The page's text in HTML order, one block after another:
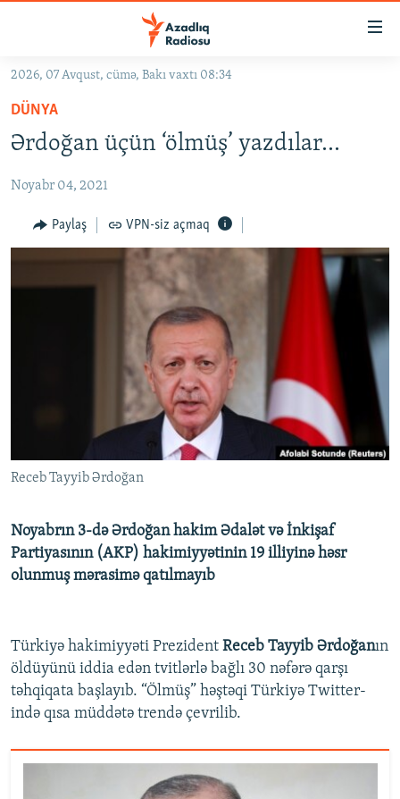
Əsas
qayıt
Əsas
naviqasiyaya
qayıt
#İZAHLA
KORRUPSIOMETR
#ƏSLINDƏ
FƏRQƏ BAX
QANUNI DOĞRU
ARAŞDIRMA
AZƏRBAYCAN ƏDƏBIYYATI KITABXANASI
İZ - MƏDƏNIYYƏT PROQRAMI
PEŞƏ ETIKASI VƏ JURNALISTIKA STANDARTLARIMIZ
MATERIALLARIMIZDAN ISTIFADƏ
BIZIMLƏ ƏLAQƏ
XƏBƏR BÜLLETENLƏRIMIZ
2026, 07 Avqust, cümə, Bakı vaxtı 08:34
DÜNYA
Ərdoğan üçün ‘ölmüş’ yazdılar…
Noyabr 04, 2021
Paylaş VPN-siz açmaq
Receb Tayyib Ərdoğan
Noyabrın 3-də Ərdoğan hakim Ədalət və İnkişaf
Partiyasının (AKP) hakimiyyətinin 19 illiyinə həsr
olunmuş mərasimə qatılmayıb
Türkiyə hakimiyyəti Prezident Receb Tayyib Ərdoğanın
öldüyünü iddia edən tvitlərlə bağlı 30 nəfərə qarşı
təhqiqata başlayıb. “Ölmüş” həştəqi Türkiyə Twitter-
ində qısa müddətə trendə çevrilib.